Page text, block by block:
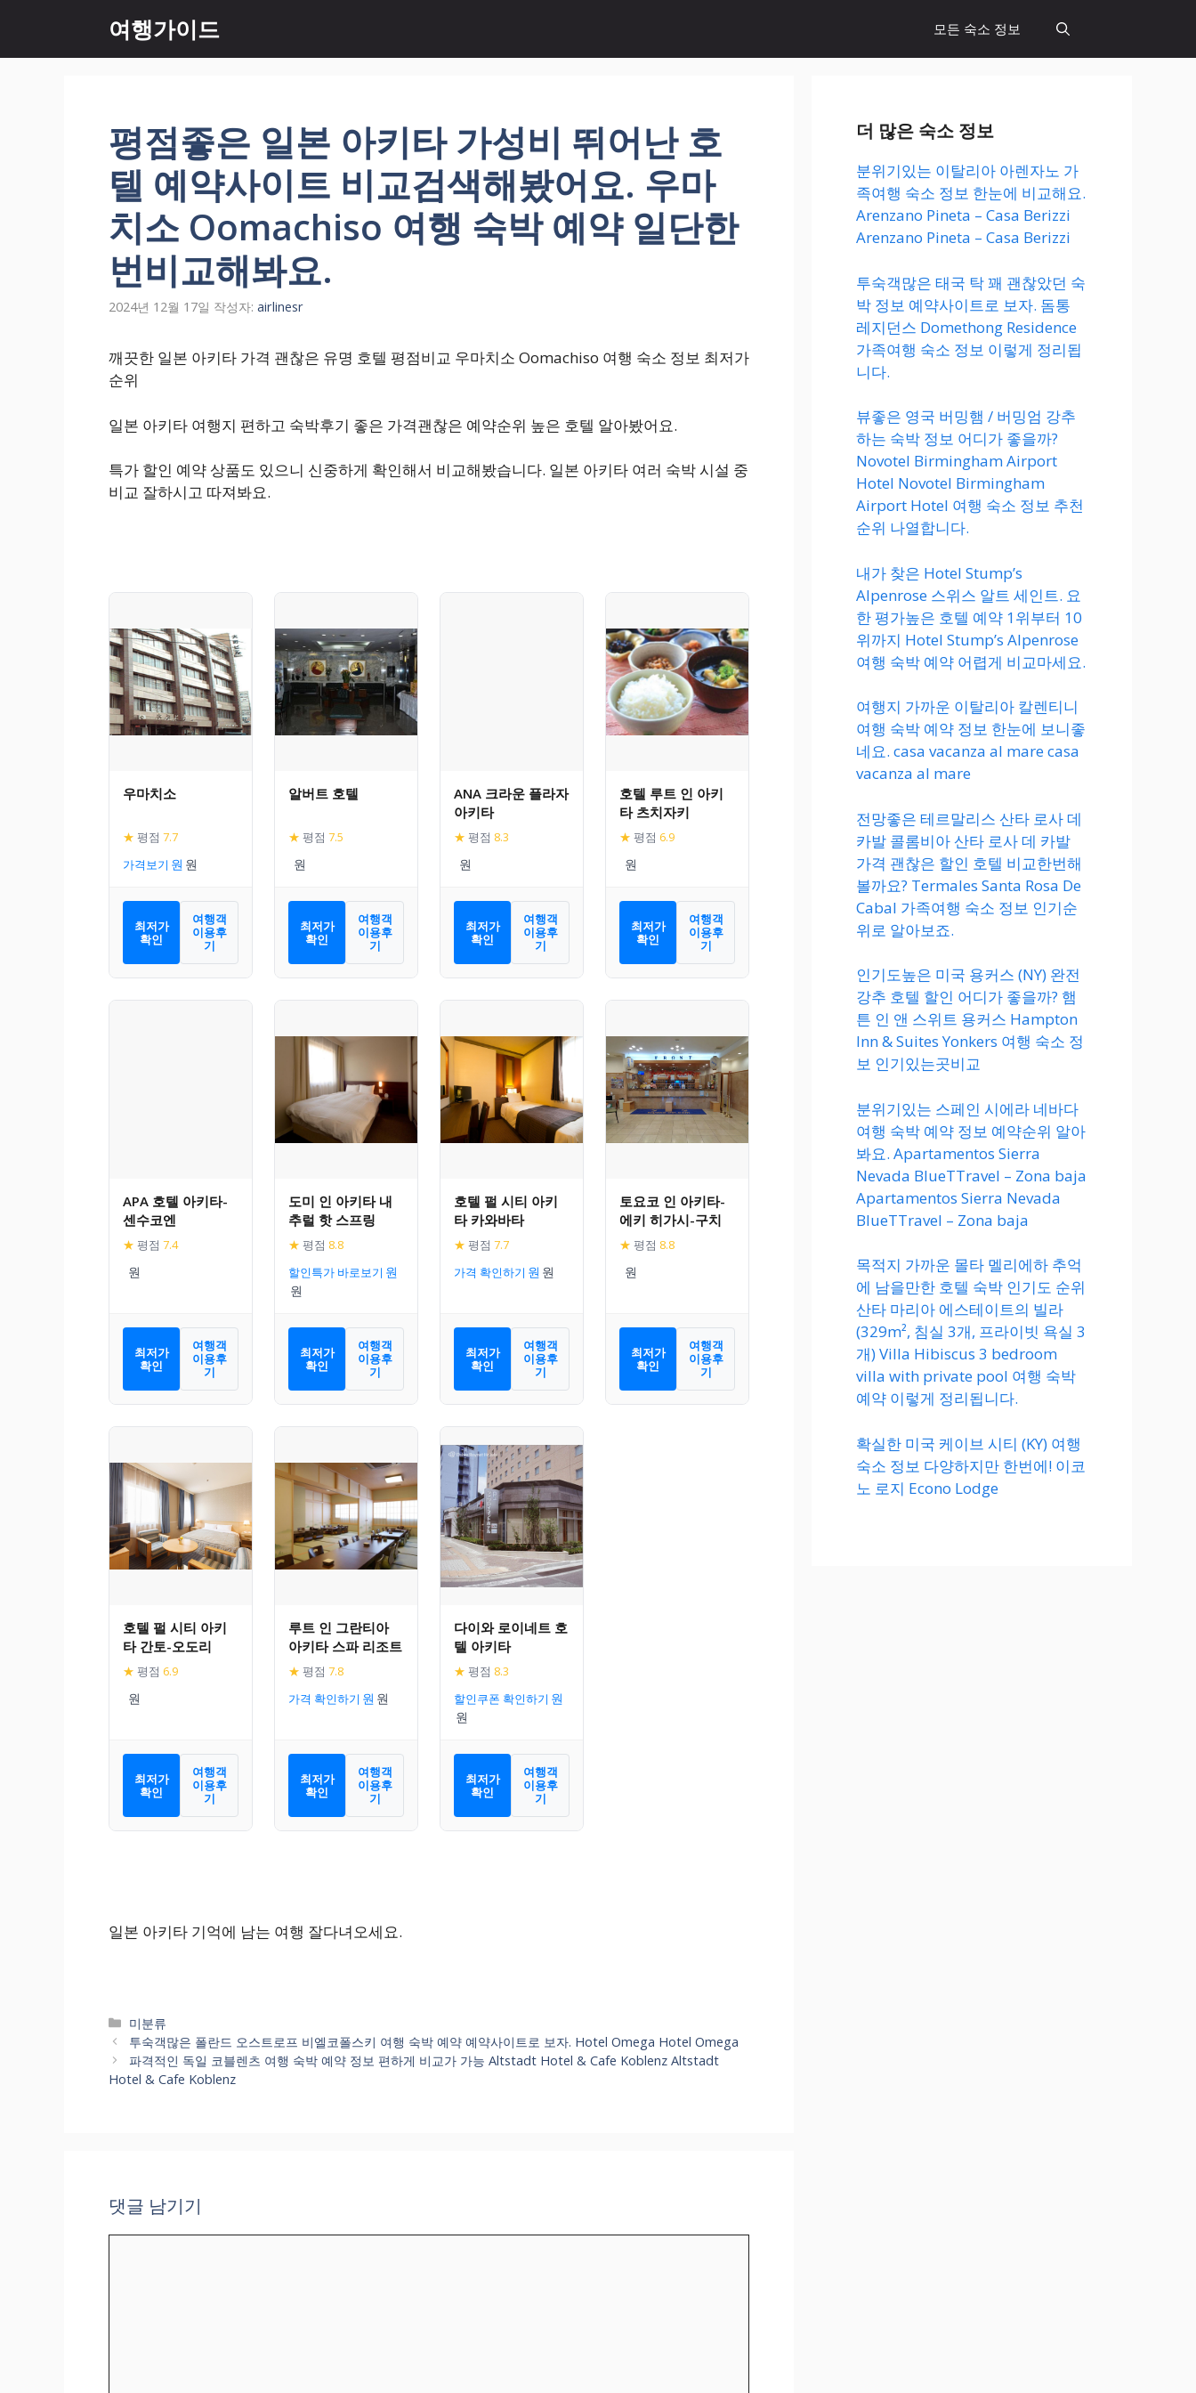
츠
여행가이드 모든 숙소 정보
평점좋은 일본 아키타 가성비 뛰어난 호
텔 예약사이트 비교검색해봤어요. 우마
치소 Oomachiso 여행 숙박 예약 일단한
번비교해봐요.
2024년 12월 17일 작성자: airlinesr
깨끗한 일본 아키타 가격 괜찮은 유명 호텔 평점비교 우마치소 Oomachiso 여행 숙소 정보 최저가
순위
일본 아키타 여행지 편하고 숙박후기 좋은 가격괜찮은 예약순위 높은 호텔 알아봤어요.
특가 할인 예약 상품도 있으니 신중하게 확인해서 비교해봤습니다. 일본 아키타 여러 숙박 시설 중
비교 잘하시고 따져봐요.
우마치소
★ 평점 7.7
가격보기
최저가
확인
여행객
이용후
기
알버트 호텔
★ 평점 7.5
최저가
확인
여행객
이용후
기
ANA 크라운 플라자
아키타
★ 평점 8.3
최저가
확인
여행객
이용후
기
호텔 루트 인 아키
타 츠치자키
★ 평점 6.9
최저가
확인
여행객
이용후
기
APA 호텔 아키타-
센수코엔
★ 평점 7.4
최저가
확인
여행객
이용후
기
도미 인 아키타 내
추럴 핫 스프링
★ 평점 8.8
할인특가 바로보기
최저가
확인
여행객
이용후
기
호텔 펄 시티 아키
타 카와바타
★ 평점 7.7
가격 확인하기
최저가
확인
여행객
이용후
기
토요코 인 아키타-
에키 히가시-구치
★ 평점 8.8
최저가
확인
여행객
이용후
기
호텔 펄 시티 아키
타 간토-오도리
★ 평점 6.9
최저가
확인
여행객
이용후
기
루트 인 그란티아
아키타 스파 리조트
★ 평점 7.8
가격 확인하기
최저가
확인
여행객
이용후
기
다이와 로이네트 호
텔 아키타
★ 평점 8.3
할인쿠폰 확인하기
최저가
확인
여행객
이용후
기
일본 아키타 기억에 남는 여행 잘다녀오세요.
카
테
고
리
미분류
투숙객많은 폴란드 오스트로프 비엘코폴스키 여행 숙박 예약 예약사이트로 보자. Hotel Omega Hotel Omega
파격적인 독일 코블렌츠 여행 숙박 예약 정보 편하게 비교가 가능 Altstadt Hotel & Cafe Koblenz Altstadt
Hotel & Cafe Koblenz
댓글 남기기
더 많은 숙소 정보
분위기있는 이탈리아 아렌자노 가
족여행 숙소 정보 한눈에 비교해요.
Arenzano Pineta – Casa Berizzi
Arenzano Pineta – Casa Berizzi
투숙객많은 태국 탁 꽤 괜찮았던 숙
박 정보 예약사이트로 보자. 돔통
레지던스 Domethong Residence
가족여행 숙소 정보 이렇게 정리됩
니다.
뷰좋은 영국 버밍햄 / 버밍엄 강추
하는 숙박 정보 어디가 좋을까?
Novotel Birmingham Airport
Hotel Novotel Birmingham
Airport Hotel 여행 숙소 정보 추천
순위 나열합니다.
내가 찾은 Hotel Stump’s
Alpenrose 스위스 알트 세인트. 요
한 평가높은 호텔 예약 1위부터 10
위까지 Hotel Stump’s Alpenrose
여행 숙박 예약 어렵게 비교마세요.
여행지 가까운 이탈리아 칼렌티니
여행 숙박 예약 정보 한눈에 보니좋
네요. casa vacanza al mare casa
vacanza al mare
전망좋은 테르말리스 산타 로사 데
카발 콜롬비아 산타 로사 데 카발
가격 괜찮은 할인 호텔 비교한번해
볼까요? Termales Santa Rosa De
Cabal 가족여행 숙소 정보 인기순
위로 알아보죠.
인기도높은 미국 용커스 (NY) 완전
강추 호텔 할인 어디가 좋을까? 햄
튼 인 앤 스위트 용커스 Hampton
Inn & Suites Yonkers 여행 숙소 정
보 인기있는곳비교
분위기있는 스페인 시에라 네바다
여행 숙박 예약 정보 예약순위 알아
봐요. Apartamentos Sierra
Nevada BlueTTravel – Zona baja
Apartamentos Sierra Nevada
BlueTTravel – Zona baja
목적지 가까운 몰타 멜리에하 추억
에 남을만한 호텔 숙박 인기도 순위
산타 마리아 에스테이트의 빌라
(329m², 침실 3개, 프라이빗 욕실 3
개) Villa Hibiscus 3 bedroom
villa with private pool 여행 숙박
예약 이렇게 정리됩니다.
확실한 미국 케이브 시티 (KY) 여행
숙소 정보 다양하지만 한번에! 이코
노 로지 Econo Lodge